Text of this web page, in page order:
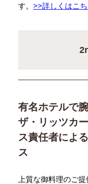
す。 >>詳しくはこち
有名ホテルで
ザ・リッツカ
ス責任者によ
ス
上質な御料理のご